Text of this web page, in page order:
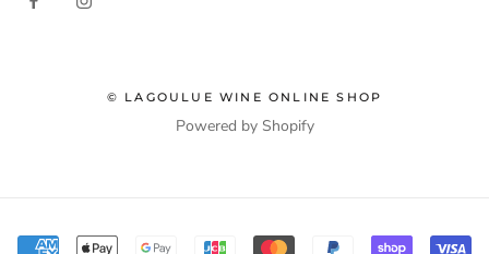
© LAGOULUE WINE ONLINE SHOP
Powered by Shopify